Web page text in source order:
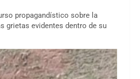
propagandístico sobre la
grietas evidentes dentro de su